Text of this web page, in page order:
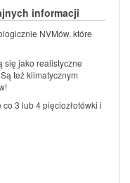
informacji
NVMów, które
się jako realistyczne
też klimatycznym
3 lub 4 pięciozłotówki i